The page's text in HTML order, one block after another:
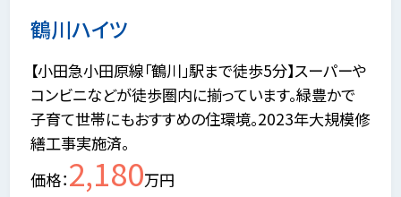
鶴川ハイツ
【小田急小田原線「鶴川」駅まで徒歩5分】スーパーや
コンビニなどが徒歩圏内に揃っています。緑豊かで
子育て世帯にもおすすめの住環境。2023年大規模修
繕工事実施済。
価格 2,180万円